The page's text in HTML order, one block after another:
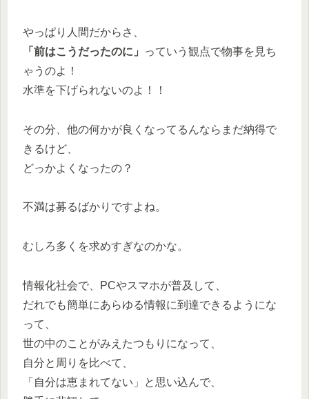
やっぱり人間だからさ、
「前はこうだったのに」
っていう観点で物事を見ち
ゃうのよ！
水準を下げられないのよ！！
その分、他の何かが良くなってるんならまだ納得で
きるけど、
どっかよくなったの？
不満は募るばかりですよね。
むしろ多くを求めすぎなのかな。
情報化社会で、PCやスマホが普及して、
だれでも簡単にあらゆる情報に到達できるようにな
って、
世の中のことがみえたつもりになって、
自分と周りを比べて、
「自分は恵まれてない」と思い込んで、